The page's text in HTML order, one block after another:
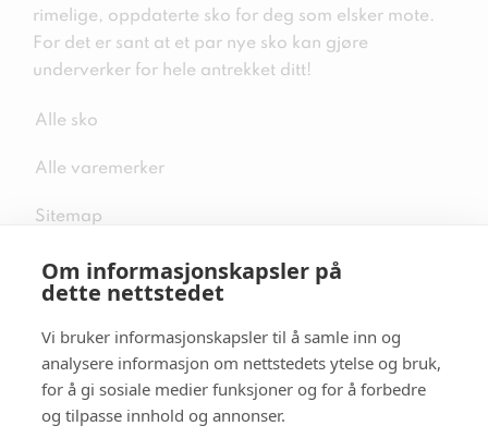
Om informasjonskapsler på
dette nettstedet
Vi bruker informasjonskapsler til å samle inn og
analysere informasjon om nettstedets ytelse og bruk,
for å gi sosiale medier funksjoner og for å forbedre
og tilpasse innhold og annonser.
rimelige, oppdaterte sko for deg som elsker mote.
For det er sant at et par nye sko kan gjøre
underverker for hele antrekket ditt!
Alle sko
Alle varemerker
Sitemap
Følg oss i sosiale medier